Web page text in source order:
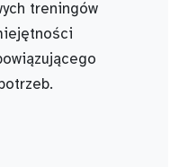
treningów